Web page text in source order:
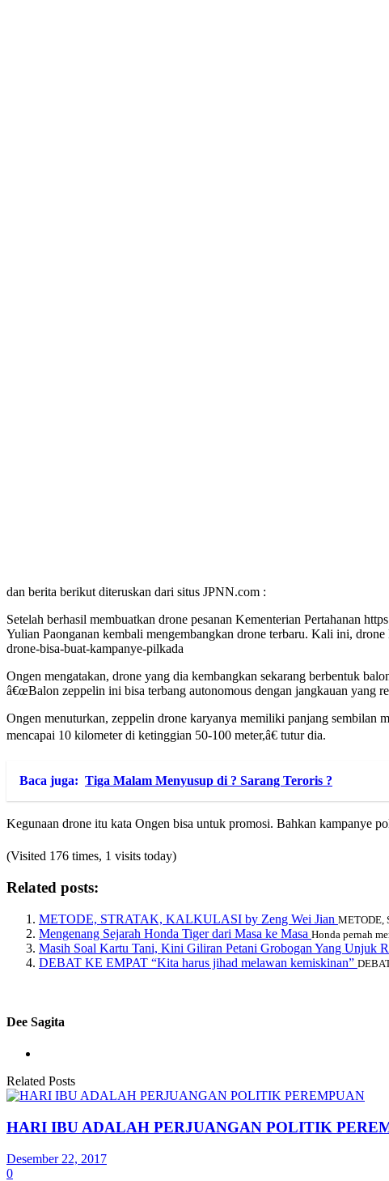
dan berita berikut diteruskan dari situs JPNN.com :
Setelah berhasil membuatkan drone pesanan Kementerian Pertahanan
Yulian Paonganan kembali mengembangkan drone terbaru. Kali ini,
drone-bisa-buat-kampanye-pilkada
Ongen mengatakan, drone yang dia kembangkan sekarang berbentuk
â€œBalon zeppelin ini bisa terbang autonomous dengan jangkauan yang
Ongen menuturkan, zeppelin drone karyanya memiliki panjang sembilan
mencapai 10 kilometer di ketinggian 50-100 meter,â€ tutur dia.
Baca juga: Tiga Malam Menyusup di ? Sarang Teroris ?
Kegunaan drone itu kata Ongen bisa untuk promosi. Bahkan kampanye
(Visited 176 times, 1 visits today)
Related posts:
METODE, STRATAK, KALKULASI by Zeng Wei Jian METODE,
Mengenang Sejarah Honda Tiger dari Masa ke Masa Honda pernah
Masih Soal Kartu Tani, Kini Giliran Petani Grobogan Yang Unjuk
DEBAT KE EMPAT “Kita harus jihad melawan kemiskinan”
Dee Sagita
Related Posts
HARI IBU ADALAH PERJUANGAN POLITIK
Desember 22, 2017
0